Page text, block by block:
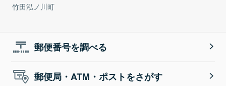
竹田泓ノ川町
郵便番号を調べる
郵便局・ATM・ポストをさがす